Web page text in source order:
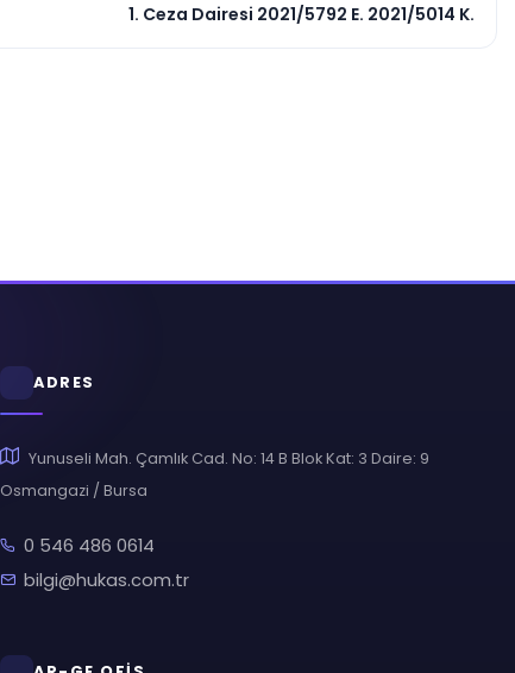
1. Ceza Dairesi 2021/5792 E. 2021/5014 K.
ADRES
Yunuseli Mah. Çamlık Cad. No: 14 B Blok Kat: 3 Daire: 9
Osmangazi / Bursa
0 546 486 0614
bilgi@hukas.com.tr